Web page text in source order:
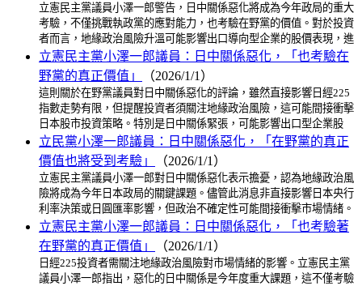
立憲民主黨議員小澤一郎警告，日中關係惡化將成為今年政局的重大
考驗，不僅挑戰執政黨的應對能力，也考驗在野黨的價值。對於投資
者而言，地緣政治風險升溫可能影響出口導向型企業的股價表現，進
立憲民主黨小澤一郎議員：日中關係惡化，「也考驗在
野黨的真正價值」
（2026/1/1）
這則關於在野黨議員對日中關係惡化的評論，雖然直接影響日經225
指數走勢有限，但提醒投資者須關注地緣政治風險，這可能間接衝擊
日本股市投資策略。特別是日中關係緊張，可能影響出口型企業股
立民黨小澤一郎議員：日中關係惡化，「在野黨的真正
價值也將受到考驗」
（2026/1/1）
立憲民主黨議員小澤一郎對日中關係惡化表示擔憂，認為地緣政治風
險將成為今年日本政局的關鍵課題。儘管此消息非直接影響日本央行
利率決策或日圓匯率影響，但政治不確定性可能間接衝擊市場情緒。
立憲民主黨小澤一郎議員：日中關係惡化，「也考驗著
在野黨的真正價值」
（2026/1/1）
日經225投資者需關注地緣政治風險對市場情緒的影響。立憲民主黨
議員小澤一郎指出，惡化的日中關係是今年度重大課題，這不僅考驗